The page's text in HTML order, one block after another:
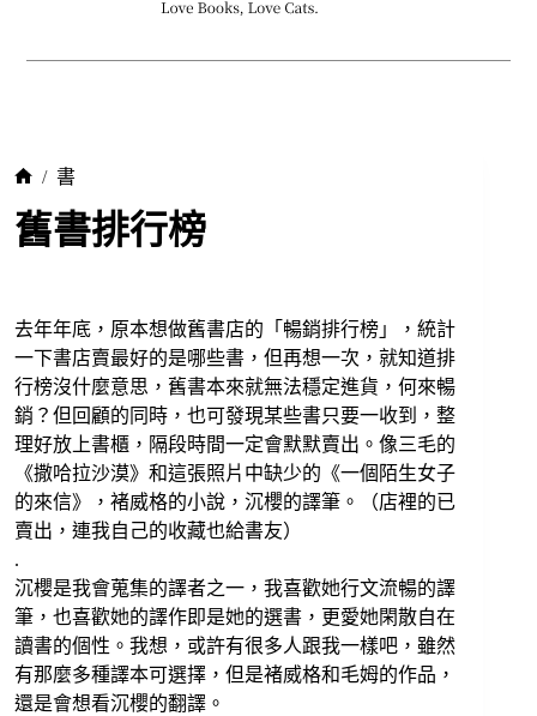
/ 書
舊書排行榜
去年年底，原本想做舊書店的「暢銷排行榜」，統計
一下書店賣最好的是哪些書，但再想一次，就知道排
行榜沒什麼意思，舊書本來就無法穩定進貨，何來暢
銷？但回顧的同時，也可發現某些書只要一收到，整
理好放上書櫃，隔段時間一定會默默賣出。像三毛的
《撒哈拉沙漠》和這張照片中缺少的《一個陌生女子
的來信》，褚威格的小說，沉櫻的譯筆。（店裡的已
賣出，連我自己的收藏也給書友）
.
沉櫻是我會蒐集的譯者之一，我喜歡她行文流暢的譯
筆，也喜歡她的譯作即是她的選書，更愛她閑散自在
讀書的個性。我想，或許有很多人跟我一樣吧，雖然
有那麼多種譯本可選擇，但是褚威格和毛姆的作品，
還是會想看沉櫻的翻譯。